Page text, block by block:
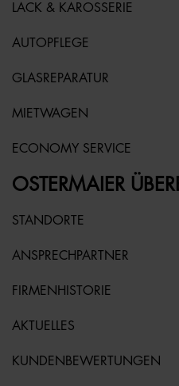
LACK & KAROSSERIE
AUTOPFLEGE
GLASREPARATUR
MIETWAGEN
ECONOMY SERVICE
OSTERMAIER
STANDORTE
ANSPRECHPARTNER
FIRMENHISTORIE
AKTUELLES
KUNDENBEWERTUNGEN